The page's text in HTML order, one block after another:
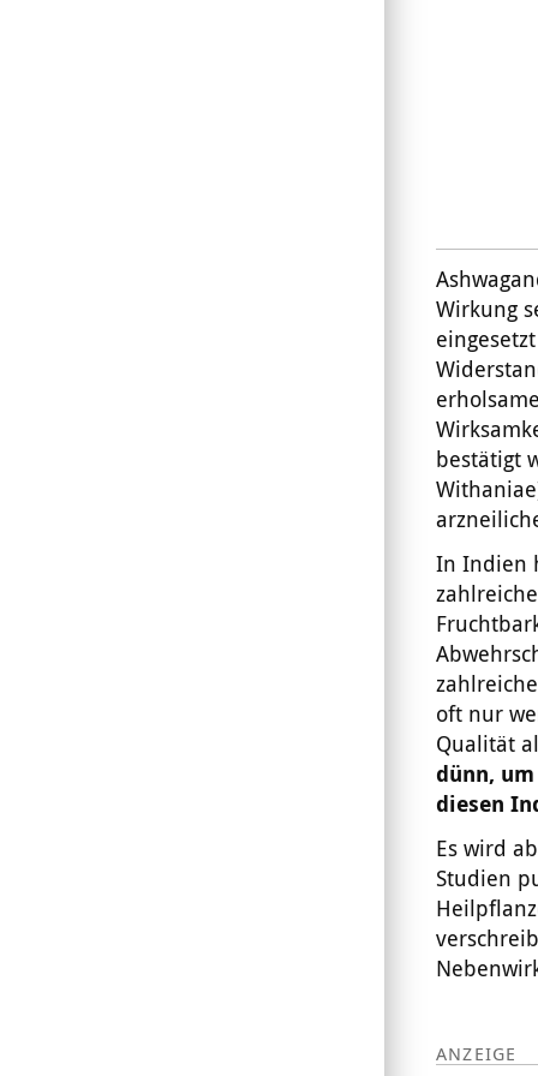
Wirkung
bestätigt
In Indien
oft nur
Qualität
dünn,
diesen
Es wird
Studien